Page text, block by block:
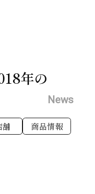
年の
News
舗 商品情報